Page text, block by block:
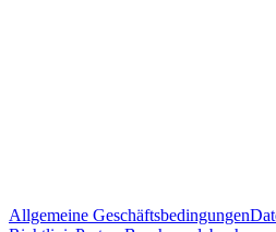
Allgemeine Geschäftsbedingungen